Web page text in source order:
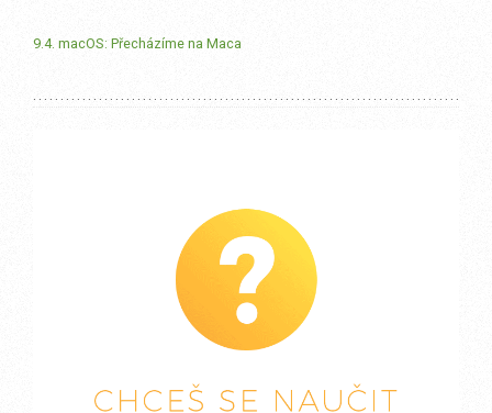
9.4. macOS: Přecházíme na Maca